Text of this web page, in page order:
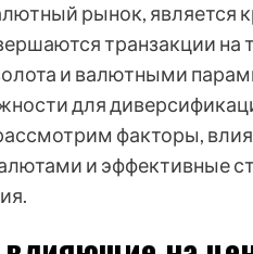
рынок,
транзакции
и валютными
для
факторы,
и эффективные